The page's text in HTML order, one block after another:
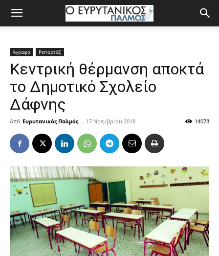
Άγραφα Ρεπορτάζ
Κεντρική θέρμανση αποκτά
το Δημοτικό Σχολείο
Δάφνης
Από Ευρυτανικός Παλμός - 17 Νοεμβρίου 2018 14078